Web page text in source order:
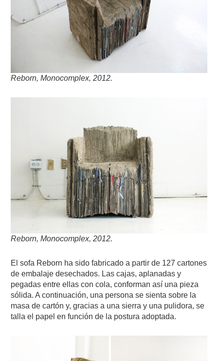
Reborn, Monocomplex, 2012.
Reborn, Monocomplex, 2012.
El sofa Reborn ha sido fabricado a partir de 127 cartones
de embalaje desechados. Las cajas, aplanadas y
pegadas entre ellas con cola, conforman así una pieza
sólida. A continuación, una persona se sienta sobre la
masa de cartón y, gracias a una sierra y una pulidora, se
talla el papel en función de la postura adoptada.